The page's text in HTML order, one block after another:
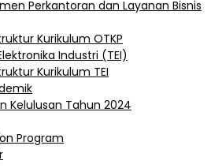
Perkantoran dan Layanan Bisnis
Kurikulum OTKP
Industri (TEI)
Kurikulum TEI
Kelulusan Tahun 2024
Program